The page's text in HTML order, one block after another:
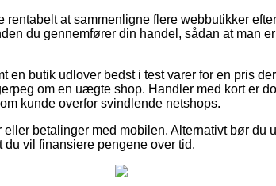
rentabelt at sammenligne flere webbutikker
du gennemfører din handel, sådan at man
en butik udlover bedst i test varer for en pris
om en uægte shop. Handler med kort er
kunde overfor svindlende netshops.
betalinger med mobilen. Alternativt bør du
vil finansiere pengene over tid.